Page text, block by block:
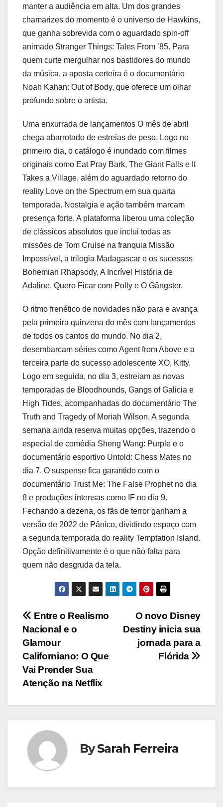
manter a audiência em alta. Um dos grandes
chamarizes do momento é o universo de Hawkins,
que ganha sobrevida com o aguardado spin-off
animado Stranger Things: Tales From ’85. Para
quem curte mergulhar nos bastidores do mundo
da música, a aposta certeira é o documentário
Noah Kahan: Out of Body, que oferece um olhar
profundo sobre o artista.
Uma enxurrada de lançamentos O mês de abril
chega abarrotado de estreias de peso. Logo no
primeiro dia, o catálogo é inundado com filmes
originais como Eat Pray Bark, The Giant Falls e It
Takes a Village, além do aguardado retorno do
reality Love on the Spectrum em sua quarta
temporada. Nostalgia e ação também marcam
presença forte. A plataforma liberou uma coleção
de clássicos absolutos que inclui todas as
missões de Tom Cruise na franquia Missão
Impossível, a trilogia Madagascar e os sucessos
Bohemian Rhapsody, A Incrível História de
Adaline, Quero Ficar com Polly e O Gângster.
O ritmo frenético de novidades não para e avança
pela primeira quinzena do mês com lançamentos
de todos os cantos do mundo. No dia 2,
desembarcam séries como Agent from Above e a
terceira parte do sucesso adolescente XO, Kitty.
Logo em seguida, no dia 3, estreiam as novas
temporadas de Bloodhounds, Gangs of Galicia e
High Tides, acompanhadas do documentário The
Truth and Tragedy of Moriah Wilson. A segunda
semana ainda reserva muitas opções, trazendo o
especial de comédia Sheng Wang: Purple e o
documentário esportivo Untold: Chess Mates no
dia 7. O suspense fica garantido com o
documentário Trust Me: The False Prophet no dia
8 e produções intensas como IF no dia 9.
Fechando a dezena, os fãs de terror ganham a
versão de 2022 de Pânico, dividindo espaço com
a segunda temporada do reality Temptation Island.
Opção definitivamente é o que não falta para
quem não desgruda da tela.
Navegação
de
artigos
O novo Disney
Destiny inicia sua
jornada para a
Flórida
Entre o Realismo
Nacional e o
Glamour
Californiano: O Que
Vai Prender Sua
Atenção na Netflix
BySarah Ferreira